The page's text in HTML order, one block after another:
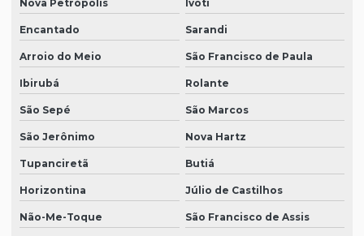
Nova Petrópolis Ivoti
Encantado Sarandi
Arroio do Meio São Francisco de Paula
Ibirubá Rolante
São Sepé São Marcos
São Jerônimo Nova Hartz
Tupanciretã Butiá
Horizontina Júlio de Castilhos
Não-Me-Toque São Francisco de Assis